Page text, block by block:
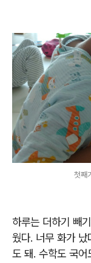
첫째
하루는 더하기 빼
웠다. 너무 화가 났
도 돼. 수학도 국어